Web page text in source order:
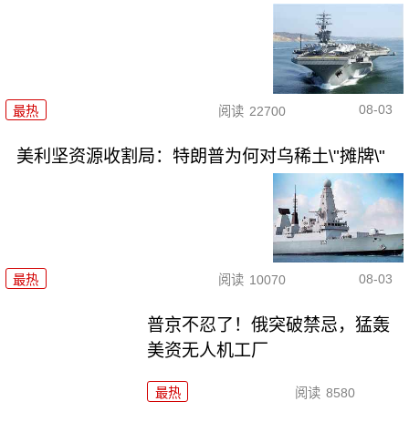
最热 阅读 22700 08-03
美利坚资源收割局：特朗普为何对乌稀土\"摊牌\"
最热 阅读 10070 08-03
普京不忍了！俄突破禁忌，猛轰
美资无人机工厂
最热 阅读 8580